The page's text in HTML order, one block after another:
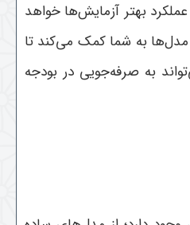
بهتر آزمایش‌ها خواهد
مدل‌ها به شما کمک می‌کند تا
به صرفه‌جویی در بودجه